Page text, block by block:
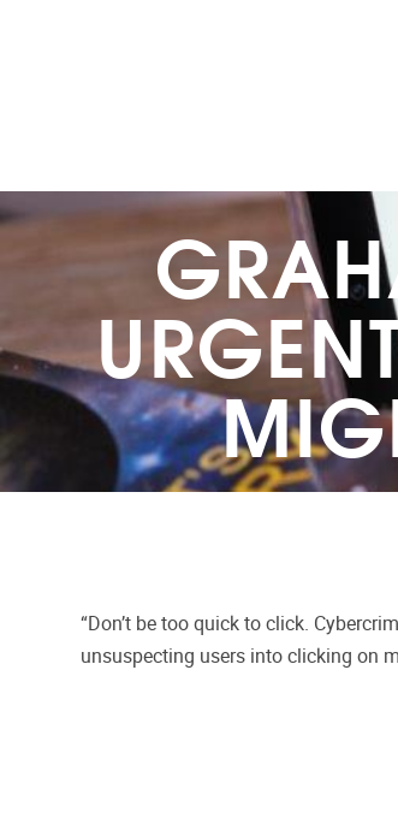
“Don’t be too quick to click.
unsuspecting users into clicking on